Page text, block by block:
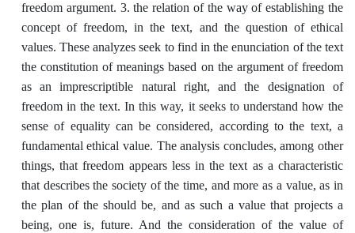
freedom argument. 3. the relation of the way of establishing the
concept of freedom, in the text, and the question of ethical
values. These analyzes seek to find in the enunciation of the text
the constitution of meanings based on the argument of freedom
as an imprescriptible natural right, and the designation of
freedom in the text. In this way, it seeks to understand how the
sense of equality can be considered, according to the text, a
fundamental ethical value. The analysis concludes, among other
things, that freedom appears less in the text as a characteristic
that describes the society of the time, and more as a value, as in
the plan of the should be, and as such a value that projects a
being, one is, future. And the consideration of the value of